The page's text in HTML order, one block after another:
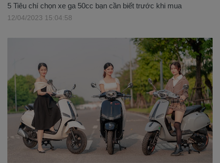
5 Tiêu chí chọn xe ga 50cc bạn cần biết trước khi mua
12/04/2023 15:04:58